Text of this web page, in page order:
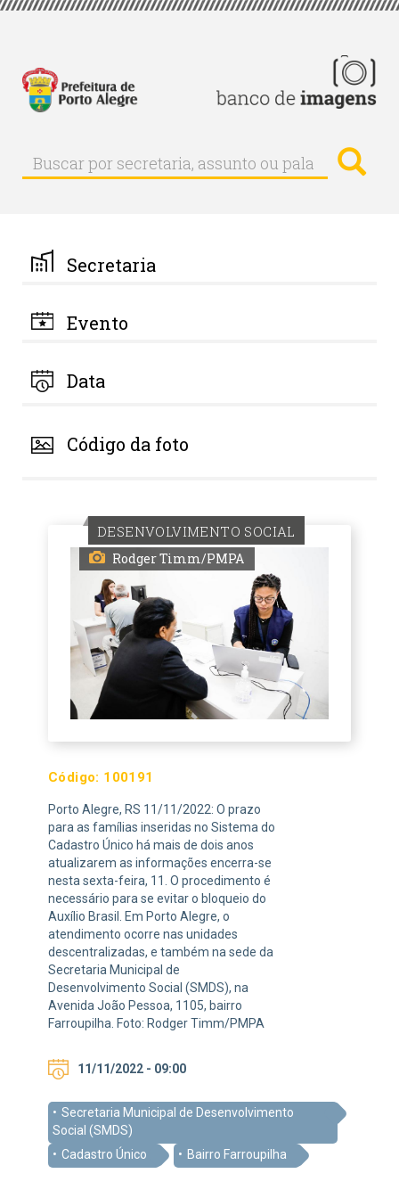
Pular
principal
Buscar
Buscar
por
palavra-
chave
Secretaria
Evento
Data
Código da foto
DESENVOLVIMENTO SOCIAL
Rodger Timm/PMPA
Código: 100191
Porto Alegre, RS 11/11/2022: O prazo
para as famílias inseridas no Sistema do
Cadastro Único há mais de dois anos
atualizarem as informações encerra-se
nesta sexta-feira, 11. O procedimento é
necessário para se evitar o bloqueio do
Auxílio Brasil. Em Porto Alegre, o
atendimento ocorre nas unidades
descentralizadas, e também na sede da
Secretaria Municipal de
Desenvolvimento Social (SMDS), na
Avenida João Pessoa, 1105, bairro
Farroupilha. Foto: Rodger Timm/PMPA
11/11/2022 - 09:00
Secretaria Municipal de Desenvolvimento
Social (SMDS)
Cadastro Único
Bairro Farroupilha